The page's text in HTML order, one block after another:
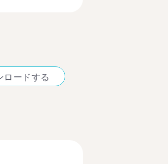
ロードする